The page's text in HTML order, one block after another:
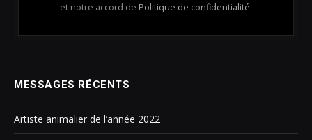
et notre accord de Politique de confidentialité.
MESSAGES RÉCENTS
Artiste animalier de l’année 2022